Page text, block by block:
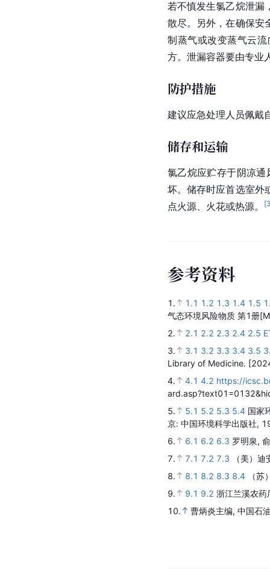
若不慎发生氯乙烷泄漏
散尽。另外，在确保安
制蒸气或改变蒸气云
方。泄漏容器要由专业
防护措施
建议应急处理人员佩戴
储存和运输
氯乙烷应贮存于阴凉
坏。储存时应首选室外
点火源、火花或热源。
[
参考资料
1. 1.1 1.2 1.3 1.4 1.5
气态环境风险物质 第1册
2.
2.1 2.2 2.3 2.4 2.5
3.
3.1 3.2 3.3 3.4 3.5
Library of Medicine.
4.
4.1 4.2 https://
5.
5.1 5.2 5.3 5.4 国家
京: 中国环境科学出版社,
6.
6.1 6.2 6.3 罗明泉,
7.
7.1 7.2 7.3
（美）迪
8.
8.1 8.2 8.3 8.4
（
9.
9.1 9.2 浙江兰溪农
10.
曹炳炎主编, 中国石